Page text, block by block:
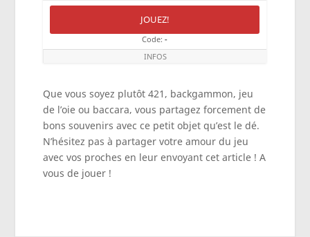
JOUEZ!
Code:-
INFOS
Que vous soyez plutôt 421, backgammon, jeu
de l’oie ou baccara, vous partagez forcement de
bons souvenirs avec ce petit objet qu’est le dé.
N’hésitez pas à partager votre amour du jeu
avec vos proches en leur envoyant cet article ! A
vous de jouer !